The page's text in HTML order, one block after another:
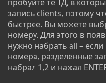
пробуйте те ТД, в
запись clients, потому
быстрее. Вы можете
номеру. Для этого в
нужно набрать all –
номера, разделённые
набрал 1,2 и нажал